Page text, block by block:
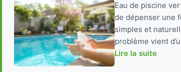
Eau de piscine
de dépenser une
simples et
problème vient
Lire la suite